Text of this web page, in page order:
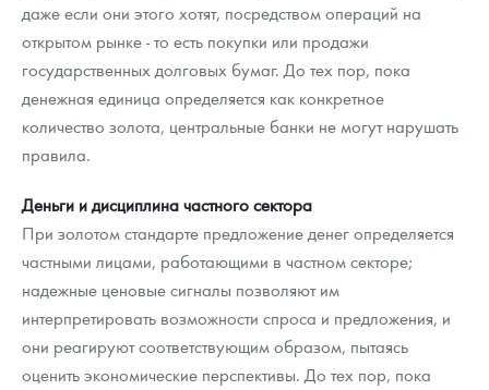
даже если они этого хотят, посредством операций на
открытом рынке - то есть покупки или продажи
государственных долговых бумаг. До тех пор, пока
денежная единица определяется как конкретное
количество золота, центральные банки не могут нарушать
правила.
Деньги и дисциплина частного сектора
При золотом стандарте предложение денег определяется
частными лицами, работающими в частном секторе;
надежные ценовые сигналы позволяют им
интерпретировать возможности спроса и предложения, и
они реагируют соответствующим образом, пытаясь
оценить экономические перспективы. До тех пор, пока